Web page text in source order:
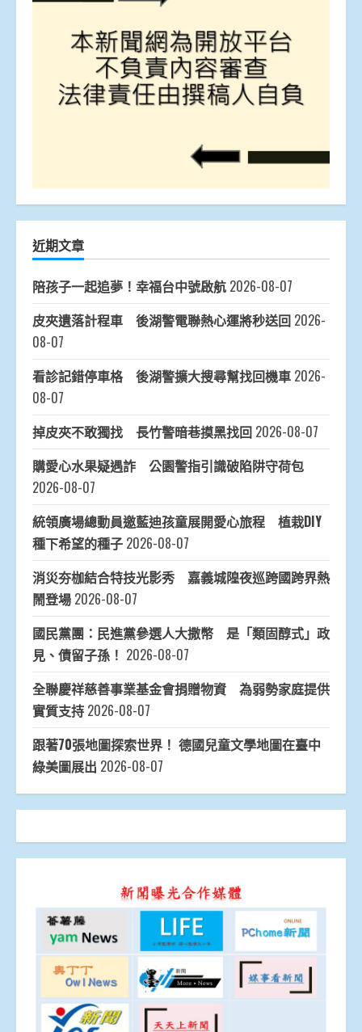
近期文章
陪孩子一起追夢！幸福台中號啟航 2026-08-07
皮夾遺落計程車 後湖警電聯熱心運將秒送回 2026-
08-07
看診記錯停車格 後湖警擴大搜尋幫找回機車 2026-
08-07
掉皮夾不敢獨找 長竹警暗巷摸黑找回 2026-08-07
購愛心水果疑遇詐 公園警指引識破陷阱守荷包
2026-08-07
統領廣場總動員邀藍迪孩童展開愛心旅程 植栽DIY
種下希望的種子 2026-08-07
消災夯枷結合特技光影秀 嘉義城隍夜巡跨國跨界熱
鬧登場 2026-08-07
國民黨團：民進黨參選人大撒幣 是「類固醇式」政
見、債留子孫！ 2026-08-07
全聯慶祥慈善事業基金會捐贈物資 為弱勢家庭提供
實質支持 2026-08-07
跟著70張地圖探索世界！ 德國兒童文學地圖在臺中
綠美圖展出 2026-08-07